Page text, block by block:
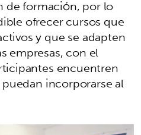
de formación, por lo
ofrecer cursos que
y que se adapten
empresas, con el
encuentren
incorporarse al